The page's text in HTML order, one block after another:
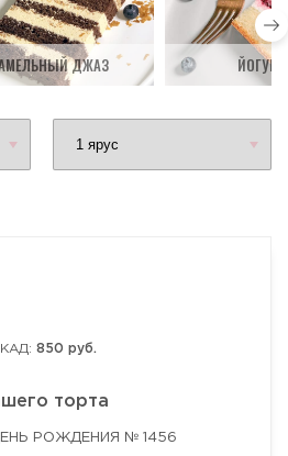
ДЖАЗ
850 руб.
торта
РОЖДЕНИЯ № 1456